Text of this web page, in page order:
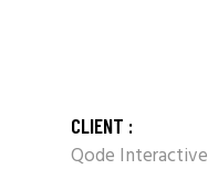
CLIENT :
Qode Interactive